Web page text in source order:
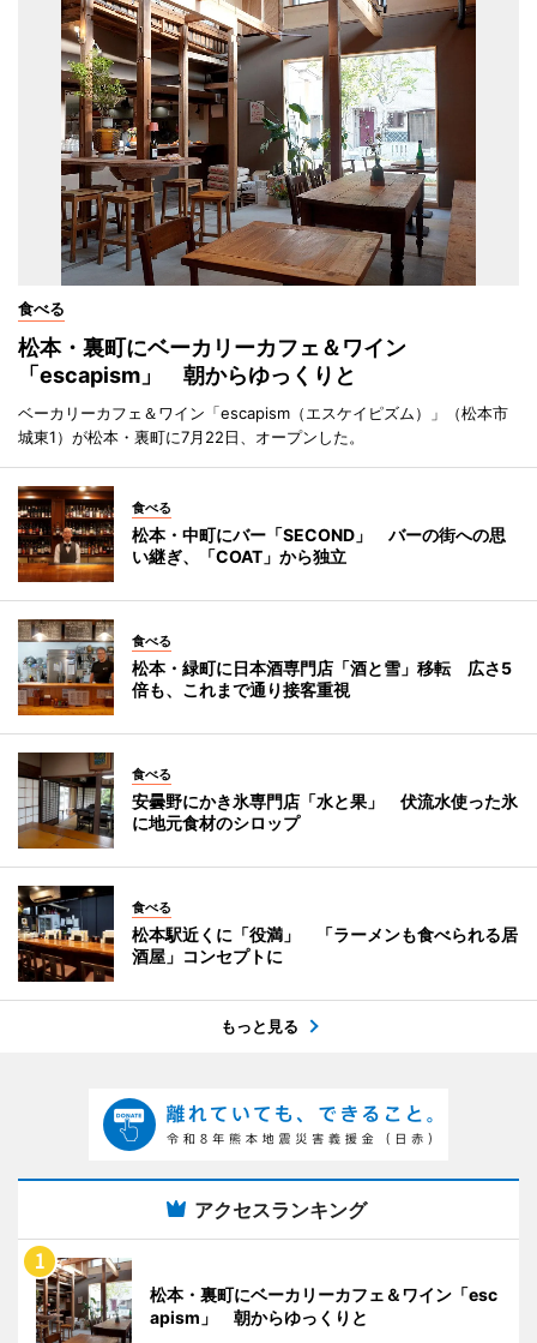
食べる
松本・裏町にベーカリーカフェ＆ワイン
「escapism」 朝からゆっくりと
ベーカリーカフェ＆ワイン「escapism（エスケイピズム）」（松本市
城東1）が松本・裏町に7月22日、オープンした。
食べる
松本・中町にバー「SECOND」 バーの街への思
い継ぎ、「COAT」から独立
食べる
松本・緑町に日本酒専門店「酒と雪」移転 広さ5
倍も、これまで通り接客重視
食べる
安曇野にかき氷専門店「水と果」 伏流水使った氷
に地元食材のシロップ
食べる
松本駅近くに「役満」 「ラーメンも食べられる居
酒屋」コンセプトに
もっと見る
アクセスランキング
松本・裏町にベーカリーカフェ＆ワイン「esc
apism」 朝からゆっくりと